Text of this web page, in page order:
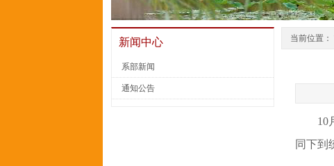
新闻中心
系部新闻
通知公告
当前位置：
10
同下到